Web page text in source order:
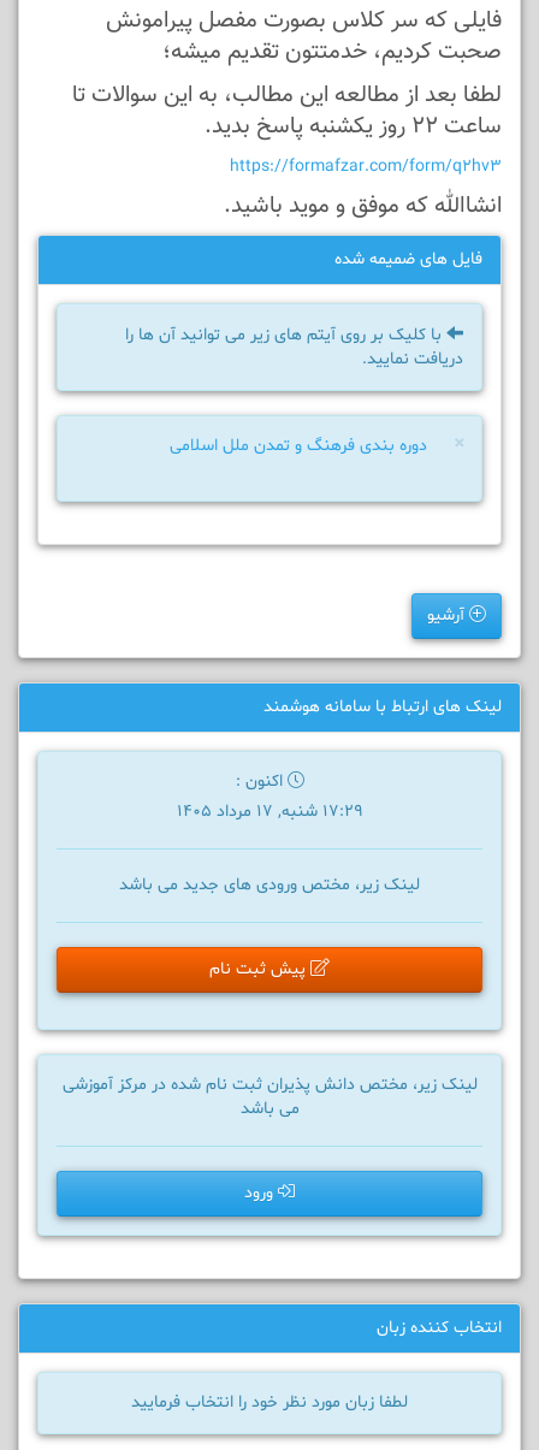
فایلی که سر کلاس بصورت مفصل پیرامونش
صحبت کردیم، خدمتتون تقدیم میشه؛
لطفا بعد از مطالعه این مطالب، به این سوالات تا
ساعت 22 روز یکشنبه پاسخ بدید.
https://formafzar.com/form/q2hv3
انشاالله که موفق و موید باشید.
فایل های ضمیمه شده
با کلیک بر روی آیتم های زیر می توانید آن ها را
دریافت نمایید.
× دوره بندی فرهنگ و تمدن ملل اسلامی
آرشیو
لینک های ارتباط با سامانه هوشمند
اکنون :
17:29 شنبه, 17 مرداد 1405
لینک زیر، مختص ورودی های جدید می باشد
پیش ثبت نام
لینک زیر، مختص دانش پذیران ثبت نام شده در مرکز آموزشی
می باشد
ورود
انتخاب کننده زبان
لطفا زبان مورد نظر خود را انتخاب فرمایید